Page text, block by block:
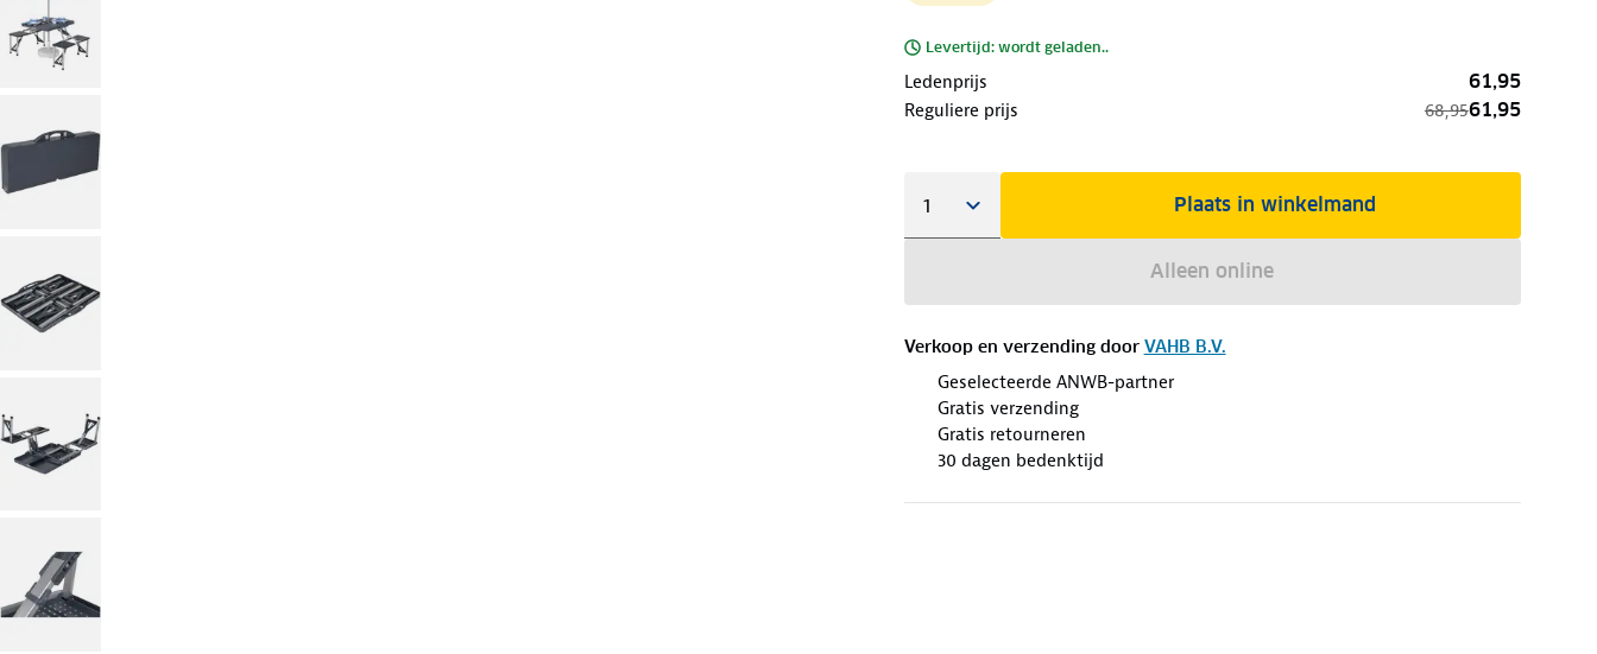
Levertijd: wordt geladen..
Ledenprijs 61,95
Reguliere prijs 68,9561,95
Plaats in winkelmand
Alleen online
Verkoop en verzending door VAHB B.V.
Geselecteerde ANWB-partner
Gratis verzending
Gratis retourneren
30 dagen bedenktijd